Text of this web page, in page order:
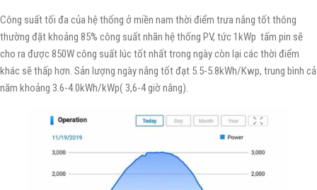
Công suất tối đa của hệ thống ở miền nam thời điểm trưa nắng tốt thông
thường đặt khoảng 85% công suất nhãn hệ thống PV, tức 1kWp tấm pin sẽ
cho ra được 850W công suất lúc tốt nhất trong ngày còn lại các thời điểm
khác sẽ thấp hơn. Sản lượng ngày nắng tốt đạt 5.5-5.8kWh/Kwp, trung bình cả
năm khoảng 3.6-4.0kWh/kWp( 3,6-4 giờ nắng).